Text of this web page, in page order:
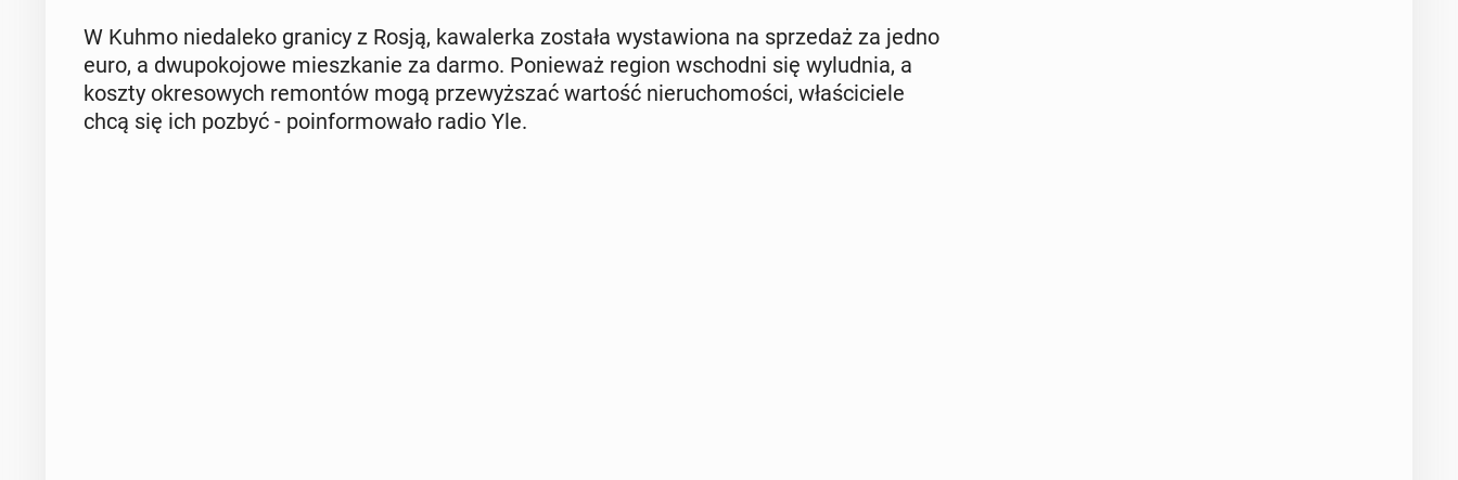
W Kuhmo nie­da­le­ko granicy z Rosją, ka­wa­ler­ka została wy­sta­wio­na na sprze­daż za jedno
euro, a dwu­po­ko­jo­we miesz­ka­nie za darmo. Po­nie­waż region wschod­ni się wy­lud­nia, a
koszty okre­so­wych re­mon­tów mogą prze­wyż­szać wartość nie­ru­cho­mo­ści, wła­ści­cie­le
chcą się ich pozbyć - po­in­for­mo­wa­ło radio Yle.